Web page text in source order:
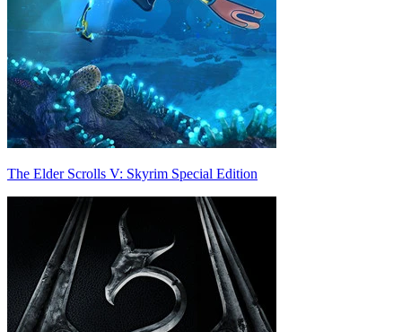
The Elder Scrolls V: Skyrim Special Edition